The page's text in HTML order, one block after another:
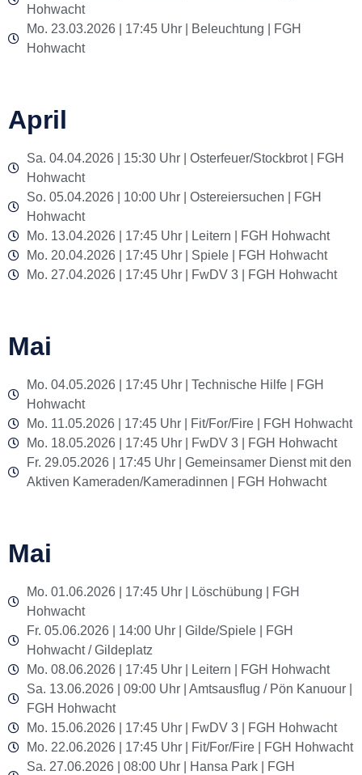
Hohwacht
Mo. 23.03.2026 | 17:45 Uhr | Beleuchtung | FGH
Hohwacht
April
Sa. 04.04.2026 | 15:30 Uhr | Osterfeuer/Stockbrot | FGH
Hohwacht
So. 05.04.2026 | 10:00 Uhr | Ostereiersuchen | FGH
Hohwacht
Mo. 13.04.2026 | 17:45 Uhr | Leitern | FGH Hohwacht
Mo. 20.04.2026 | 17:45 Uhr | Spiele | FGH Hohwacht
Mo. 27.04.2026 | 17:45 Uhr | FwDV 3 | FGH Hohwacht
Mai
Mo. 04.05.2026 | 17:45 Uhr | Technische Hilfe | FGH
Hohwacht
Mo. 11.05.2026 | 17:45 Uhr | Fit/For/Fire | FGH Hohwacht
Mo. 18.05.2026 | 17:45 Uhr | FwDV 3 | FGH Hohwacht
Fr. 29.05.2026 | 17:45 Uhr | Gemeinsamer Dienst mit den
Aktiven Kameraden/Kameradinnen | FGH Hohwacht
Mai
Mo. 01.06.2026 | 17:45 Uhr | Löschübung | FGH
Hohwacht
Fr. 05.06.2026 | 14:00 Uhr | Gilde/Spiele | FGH
Hohwacht / Gildeplatz
Mo. 08.06.2026 | 17:45 Uhr | Leitern | FGH Hohwacht
Sa. 13.06.2026 | 09:00 Uhr | Amtsausflug / Pön Kanuour |
FGH Hohwacht
Mo. 15.06.2026 | 17:45 Uhr | FwDV 3 | FGH Hohwacht
Mo. 22.06.2026 | 17:45 Uhr | Fit/For/Fire | FGH Hohwacht
Sa. 27.06.2026 | 08:00 Uhr | Hansa Park | FGH